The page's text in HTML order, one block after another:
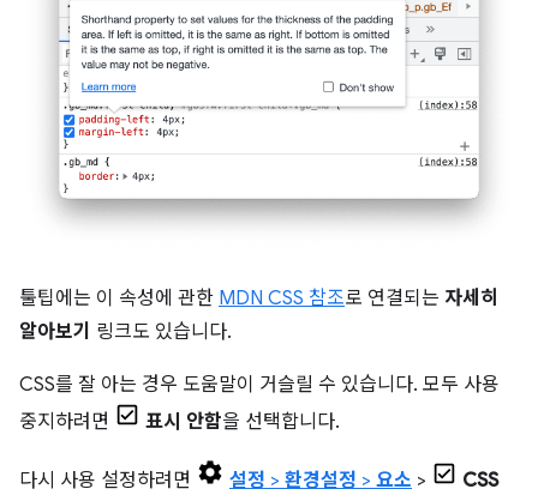
툴팁에는 이 속성에 관한 MDN CSS 참조로 연결되는 자세히
알아보기 링크도 있습니다.
CSS를 잘 아는 경우 도움말이 거슬릴 수 있습니다. 모두 사용
중지하려면
표시 안함을 선택합니다.
다시 사용 설정하려면 설정 > 환경설정 > 요소 >
CSS